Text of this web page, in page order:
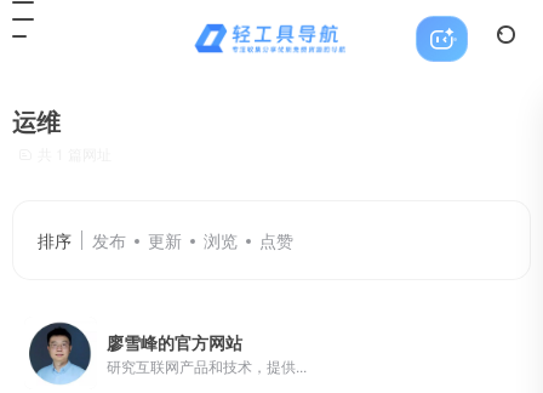
运维
排序 发布 更新 浏览 点赞
廖雪峰的官方网站
研究互联网产品和技术，提供...